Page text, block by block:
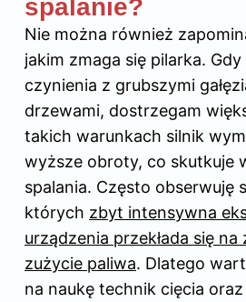
spalanie?
Nie można również
jakim zmaga się pilarka.
czynienia z grubszymi
drzewami, dostrzegam
takich warunkach silnik
wyższe obroty, co skutkuje
spalania. Często obserwuję
których zbyt intensywna
urządzenia przekłada się
zużycie paliwa. Dlatego
na naukę technik cięcia